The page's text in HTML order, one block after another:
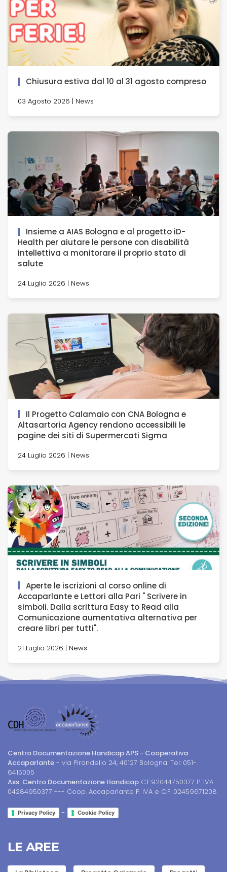
Chiusura estiva dal 10 al 31 agosto compreso
03 Agosto 2026 | News
Insieme a AIAS Bologna e al progetto iD-
Health per aiutare le persone con disabilità
intellettiva a monitorare il proprio stato di
salute
24 Luglio 2026 | News
Il Progetto Calamaio con CNA Bologna e
Altasartoria Agency rendono accessibili le
pagine dei siti di Supermercati Sigma
24 Luglio 2026 | News
Aperte le iscrizioni al corso online di
Accaparlante e Lettori alla Pari " Scrivere in
simboli. Dalla scrittura Easy to Read alla
Comunicazione aumentativa alternativa per
creare libri per tutti".
21 Luglio 2026 | News
Centro Documentazione Handicap APS - Cooperativa
Accaparlante - via Pirandello 24, 40127 Bologna. Tel: 051-
6415005
Ass. Centro Documentazione Handicap C.F.92044750377 P. IVA
04284950377 --- Coop. Accaparlante P. IVA e C.F. 02459671208
Privacy Policy - Cookie Policy
LE AREE